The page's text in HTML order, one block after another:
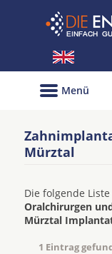
Menü
Mürztal
Die folgende
Oralchirurgen
Mürztal
1 Eintrag